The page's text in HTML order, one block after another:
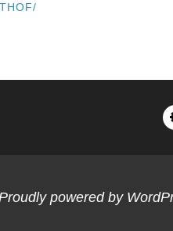
powered by